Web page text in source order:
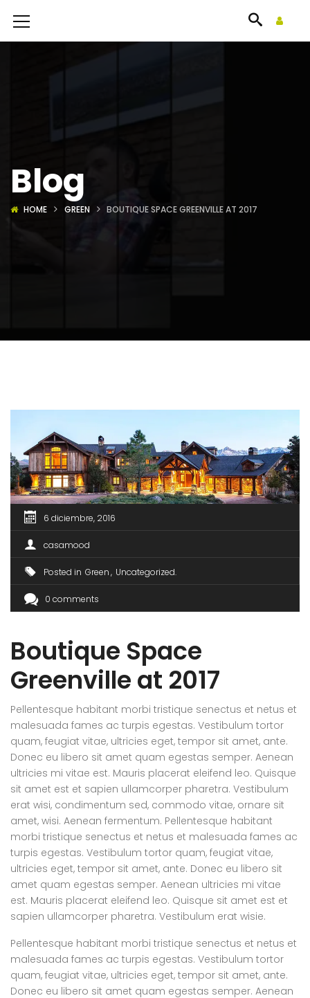
Blog
HOME GREEN BOUTIQUE SPACE GREENVILLE AT 2017
6 diciembre, 2016
casamood
Posted in Green Uncategorized
0 comments
Boutique Space
Greenville at 2017
Pellentesque habitant morbi tristique senectus et netus et
malesuada fames ac turpis egestas. Vestibulum tortor
quam, feugiat vitae, ultricies eget, tempor sit amet, ante.
Donec eu libero sit amet quam egestas semper. Aenean
ultricies mi vitae est. Mauris placerat eleifend leo. Quisque
sit amet est et sapien ullamcorper pharetra. Vestibulum
erat wisi, condimentum sed, commodo vitae, ornare sit
amet, wisi. Aenean fermentum. Pellentesque habitant
morbi tristique senectus et netus et malesuada fames ac
turpis egestas. Vestibulum tortor quam, feugiat vitae,
ultricies eget, tempor sit amet, ante. Donec eu libero sit
amet quam egestas semper. Aenean ultricies mi vitae
est. Mauris placerat eleifend leo. Quisque sit amet est et
sapien ullamcorper pharetra. Vestibulum erat wisie.
Pellentesque habitant morbi tristique senectus et netus et
malesuada fames ac turpis egestas. Vestibulum tortor
quam, feugiat vitae, ultricies eget, tempor sit amet, ante.
Donec eu libero sit amet quam egestas semper. Aenean